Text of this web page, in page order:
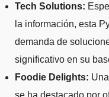
Tech Solutions:
la información, esta
demanda de
significativo en su
Foodie Delights:
se ha destacado por